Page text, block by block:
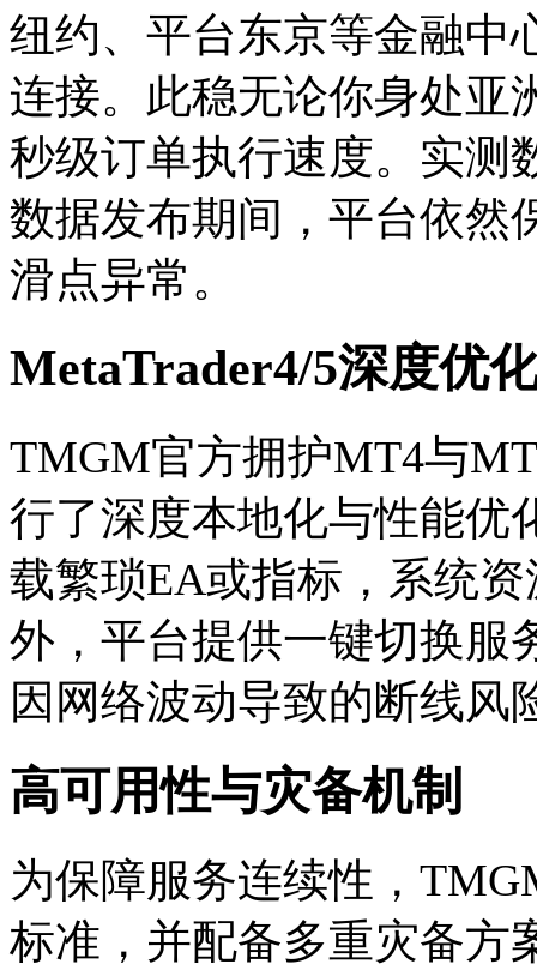
纽约、平台东京等金融中
连接。此稳无论你身处亚
秒级订单执行速度。实测
数据发布期间，平台依然
滑点异常。
MetaTrader4/5深度优
TMGM官方拥护MT4与
行了深度本地化与性能优
载繁琐EA或指标，系统
外，平台提供一键切换服
因网络波动导致的断线风
高可用性与灾备机制
为保障服务连续性，
标准，并配备多重灾备方